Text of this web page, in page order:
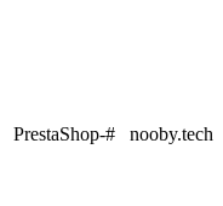
PrestaShop-# nooby.tech